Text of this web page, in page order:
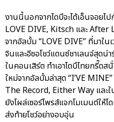
งานนี้นอกจากไดบึจะได้เอ็นจอยไ
LOVE DIVE, Kitsch และ After
จากอัลบั้ม “LOVE DIVE” ที่มาใน
จินและอีซอโชว์แดนซ์ชาเลนจ์สุด
ในคอนเสิร์ต ทำเอาไดบึไทยกรี๊ดส
ใหม่จากอัลบั้มล่าสุด “I’VE
The Record, Either Way และ
ยังโผล่เซอร์ไพรส์แจกโมเมนต์ให้
ส่งท้ายโชว์อย่างอบอุ่น